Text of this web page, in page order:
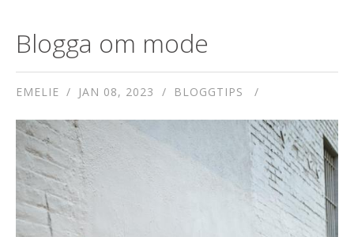
Blogga om mode
EMELIE JAN 08, 2023 BLOGGTIPS